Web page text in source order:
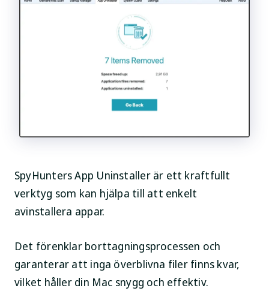
SpyHunters App Uninstaller är ett kraftfullt
verktyg som kan hjälpa till att enkelt
avinstallera appar.
Det förenklar borttagningsprocessen och
garanterar att inga överblivna filer finns kvar,
vilket håller din Mac snygg och effektiv.